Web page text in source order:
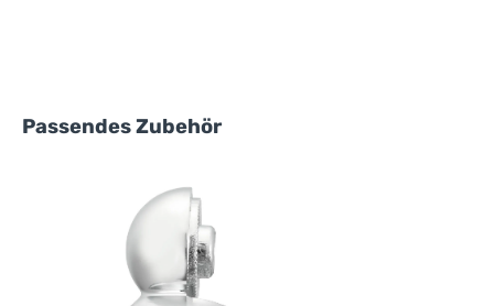
Produktgalerie überspringen
Passendes Zubehör